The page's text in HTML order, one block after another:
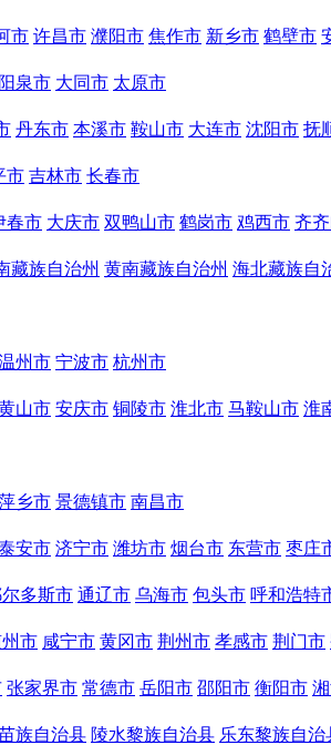
市 许昌市 濮阳市 焦作市 新乡市 鹤壁市
阳泉市 大同市 太原市
丹东市 本溪市 鞍山市 大连市 沈阳市 抚
市 吉林市 长春市
春市 大庆市 双鸭山市 鹤岗市 鸡西市 齐
藏族自治州 黄南藏族自治州 海北藏族自
州市 宁波市 杭州市
山市 安庆市 铜陵市 淮北市 马鞍山市 淮
乡市 景德镇市 南昌市
安市 济宁市 潍坊市 烟台市 东营市 枣庄
多斯市 通辽市 乌海市 包头市 呼和浩特
州市 咸宁市 黄冈市 荆州市 孝感市 荆门市
张家界市 常德市 岳阳市 邵阳市 衡阳市
族自治县 陵水黎族自治县 乐东黎族自治